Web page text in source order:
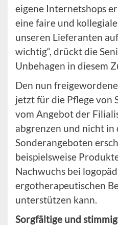
eigene Internetshops
eine faire und
unseren Lieferanten
wichtig“, drückt die
Unbehagen in diesem
Den nun
jetzt für die Pflege von
vom Angebot der
abgrenzen und nicht
Sonderangeboten
beispielsweise
Nachwuchs bei
ergotherapeutischen
unterstützen kann.
Sorgfältige und